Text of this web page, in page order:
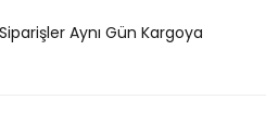
Aynı Gün Kargoya